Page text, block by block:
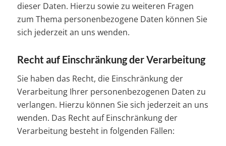
dieser Daten. Hierzu sowie zu weiteren Fragen
zum Thema personenbezogene Daten können Sie
sich jederzeit an uns wenden.
Recht auf Einschränkung der Verarbeitung
Sie haben das Recht, die Einschränkung der
Verarbeitung Ihrer personenbezogenen Daten zu
verlangen. Hierzu können Sie sich jederzeit an uns
wenden. Das Recht auf Einschränkung der
Verarbeitung besteht in folgenden Fällen: